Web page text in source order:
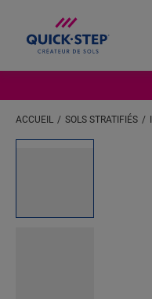
ACCUEIL SOLS STRATIFIÉS